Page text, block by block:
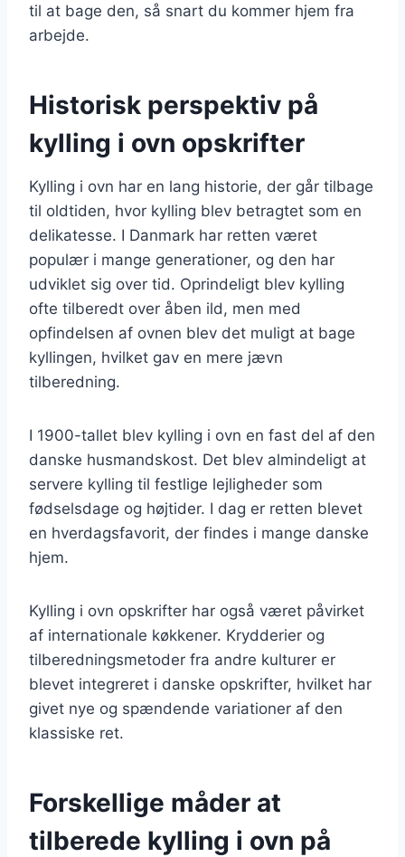
til at bage den, så snart du kommer hjem fra
arbejde.
Historisk perspektiv på
kylling i ovn opskrifter
Kylling i ovn har en lang historie, der går tilbage
til oldtiden, hvor kylling blev betragtet som en
delikatesse. I Danmark har retten været
populær i mange generationer, og den har
udviklet sig over tid. Oprindeligt blev kylling
ofte tilberedt over åben ild, men med
opfindelsen af ovnen blev det muligt at bage
kyllingen, hvilket gav en mere jævn
tilberedning.
I 1900-tallet blev kylling i ovn en fast del af den
danske husmandskost. Det blev almindeligt at
servere kylling til festlige lejligheder som
fødselsdage og højtider. I dag er retten blevet
en hverdagsfavorit, der findes i mange danske
hjem.
Kylling i ovn opskrifter har også været påvirket
af internationale køkkener. Krydderier og
tilberedningsmetoder fra andre kulturer er
blevet integreret i danske opskrifter, hvilket har
givet nye og spændende variationer af den
klassiske ret.
Forskellige måder at
tilberede kylling i ovn på